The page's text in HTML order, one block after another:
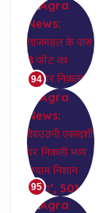
94
95